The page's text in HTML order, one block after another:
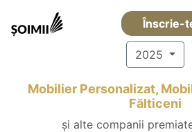
Înscrie-
2025
Mobilier Personalizat,
Fălticeni
și alte companii